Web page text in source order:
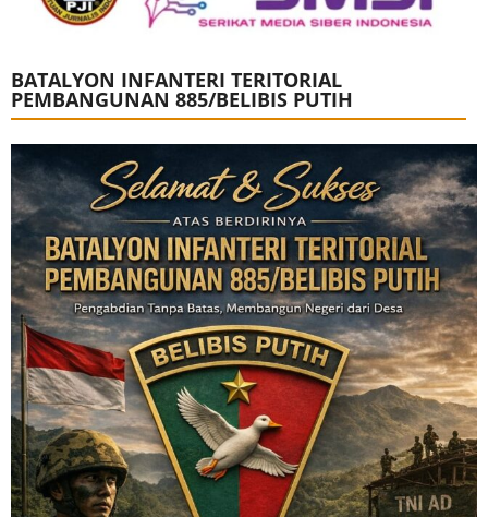
BATALYON INFANTERI TERITORIAL
PEMBANGUNAN 885/BELIBIS PUTIH